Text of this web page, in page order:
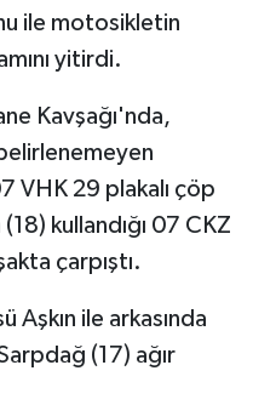
ile motosikletin
yitirdi.
Kavşağı'nda,
VHK 29 plakalı çöp
kullandığı 07 CKZ
çarpıştı.
Aşkın ile arkasında
(17) ağır